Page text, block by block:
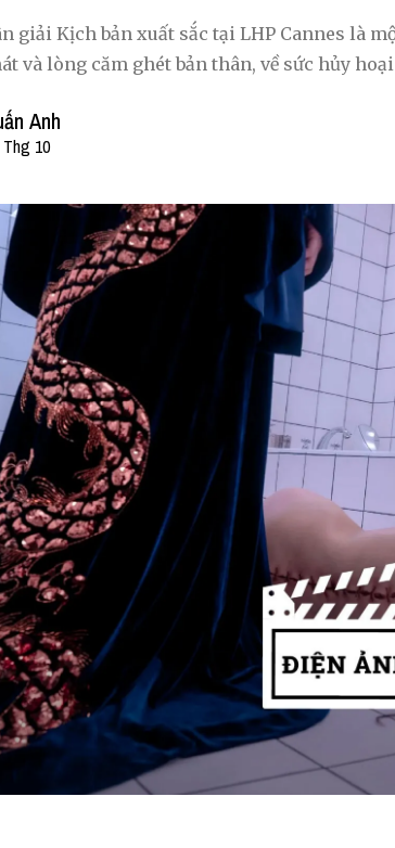
giải Kịch bản xuất sắc tại LHP Cannes là
và lòng căm ghét bản thân, về sức hủy
Anh
10